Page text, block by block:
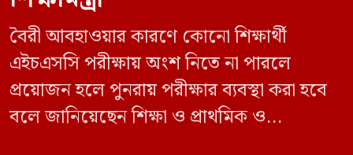
বৈরী আবহাওয়ার কারণে কোনো শিক্ষার্থী
এইচএসসি পরীক্ষায় অংশ নিতে না পারলে
প্রয়োজন হলে পুনরায় পরীক্ষার ব্যবস্থা করা হবে
বলে জানিয়েছেন শিক্ষা ও প্রাথমিক ও